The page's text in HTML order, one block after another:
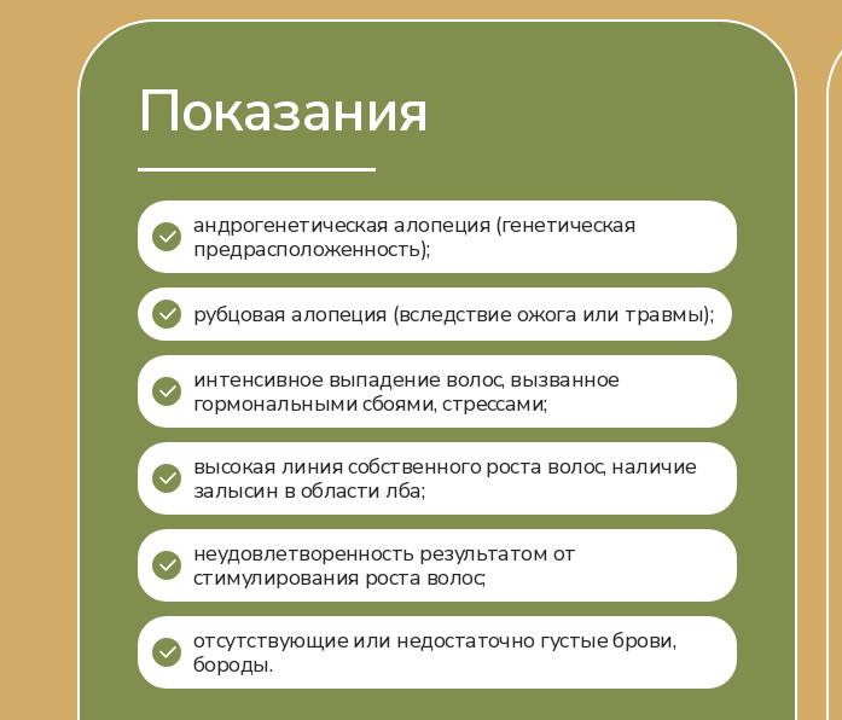
Показания
андрогенетическая алопеция (генетическая
предрасположенность);
рубцовая алопеция (вследствие ожога или травмы);
интенсивное выпадение волос, вызванное
гормональными сбоями, стрессами;
высокая линия собственного роста волос, наличие
залысин в области лба;
неудовлетворенность результатом от
стимулирования роста волос;
отсутствующие или недостаточно густые брови,
бороды.